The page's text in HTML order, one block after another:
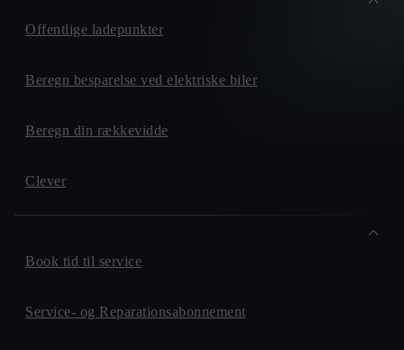
Offentlige ladepunkter
Beregn besparelse ved elektriske biler
Beregn din rækkevidde
Clever
Book tid til service
Service- og Reparationsabonnement